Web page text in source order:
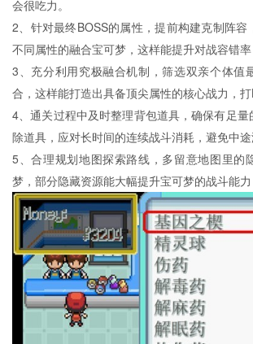
会很吃力。
2、针对最终BOSS的属性，提前构建克制阵容
不同属性的融合宝可梦，这样能提升对战容错率
3、充分利用究极融合机制，筛选双亲个体值
合，这样能打造出具备顶尖属性的核心战力，打
4、通关过程中及时整理背包道具，确保有足
除道具，应对长时间的连续战斗消耗，避免中途
5、合理规划地图探索路线，多留意地图里的
梦，部分隐藏资源能大幅提升宝可梦的战斗能力